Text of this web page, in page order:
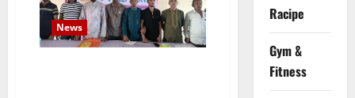
হাজার
টাকা
জরিমানা​
News
Racipe
Gym &
Fitness